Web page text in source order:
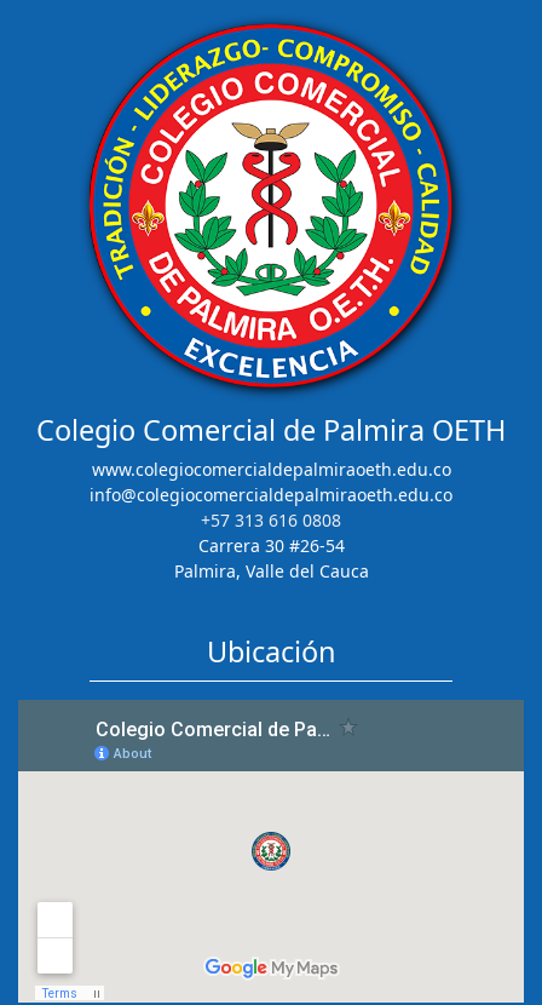
Colegio Comercial de Palmira OETH
www.colegiocomercialdepalmiraoeth.edu.co
info@colegiocomercialdepalmiraoeth.edu.co
+57 313 616 0808
Carrera 30 #26-54
Palmira, Valle del Cauca
Ubicación